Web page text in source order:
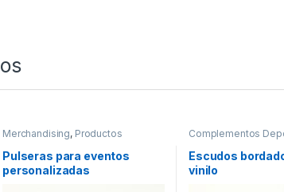
Merchandising, Productos
Personalizados
Pulseras para eventos
personalizadas
Complementos
Equipaciones
Productos
Escudos
vinilo